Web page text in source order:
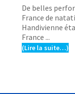
De belles
France de
Handivienne
France ...
(Lire la suite…)